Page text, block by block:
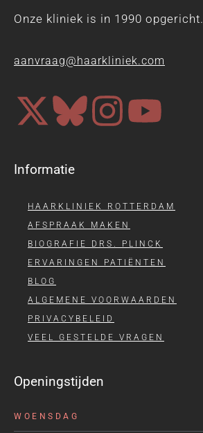
Onze kliniek is in 1990 opgericht.
aanvraag@haarkliniek.com
Informatie
HAARKLINIEK ROTTERDAM
AFSPRAAK MAKEN
BIOGRAFIE DRS. PLINCK
ERVARINGEN PATIËNTEN
BLOG
ALGEMENE VOORWAARDEN
PRIVACYBELEID
VEEL GESTELDE VRAGEN
Openingstijden
WOENSDAG